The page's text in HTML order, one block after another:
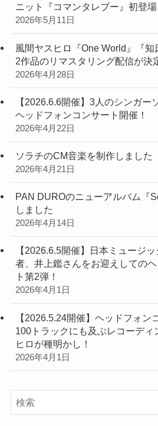
ニット『コマンタレブー』初登場
2026年5月11日
風間ヤスヒロ『One World』『知
2作品のリマスタリング配信が決
2026年4月28日
【2026.6.6開催】3人のシンガー
ヘッドフォンコンサート開催！
2026年4月22日
ソラチのCM音楽を制作しました
2026年4月21日
PAN DUROのニューアルバム『
しました
2026年4月14日
【2026.6.5開催】日本ミュージ
者、井上鑑さんをお迎えしての
ト第2弾！
2026年4月1日
【2026.5.24開催】ヘッドフォン
100トラックにも及ぶレコーディ
ヒロが種明かし！
2026年4月1日